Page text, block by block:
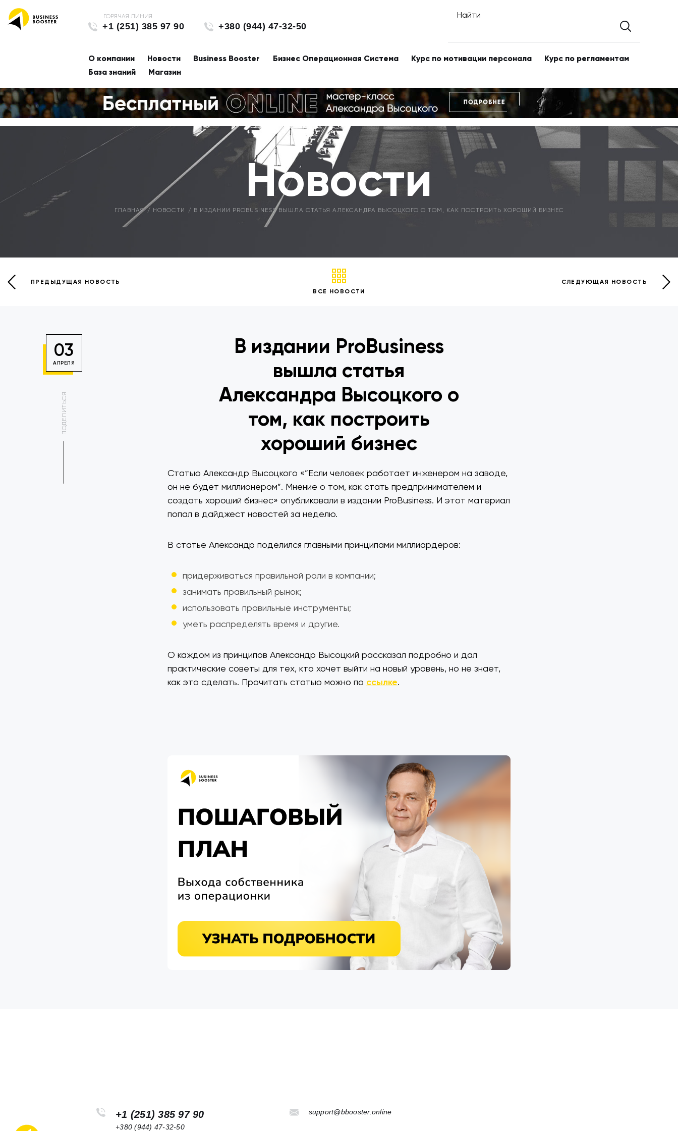
+1 (251) 385 97 90 +380 (944) 47-32-50
Найти
О компании Новости Business Booster Бизнес Операционная Система Курс по мотивации персонала
Курс по регламентам
База знаний
Магазин
Новости
ГЛАВНАЯ НОВОСТИ В ИЗДАНИИ PROBUSINESS ВЫШЛА СТАТЬЯ АЛЕКСАНДРА ВЫСОЦКОГО О ТОМ, КАК ПОСТРОИТЬ ХОРОШИЙ БИЗНЕС
ПРЕДЫДУЩАЯ НОВОСТЬ
ВСЕ НОВОСТИ
СЛЕДУЮЩАЯ НОВОСТЬ
03
АПРЕЛЯ
ПОДЕЛИТЬСЯ
В издании ProBusiness
вышла статья
Александра Высоцкого о
том, как построить
хороший бизнес
Статью Александр Высоцкого «”Если человек работает инженером на заводе,
он не будет миллионером”. Мнение о том, как стать предпринимателем и
создать хороший бизнес» опубликовали в издании ProBusiness. И этот материал
попал в дайджест новостей за неделю.
В статье Александр поделился главными принципами миллиардеров:
придерживаться правильной роли в компании;
занимать правильный рынок;
использовать правильные инструменты;
уметь распределять время и другие.
О каждом из принципов Александр Высоцкий рассказал подробно и дал
практические советы для тех, кто хочет выйти на новый уровень, но не знает,
как это сделать. Прочитать статью можно по ссылке.
+1 (251) 385 97 90
+380 (944) 47-32-50
support@bbooster.online